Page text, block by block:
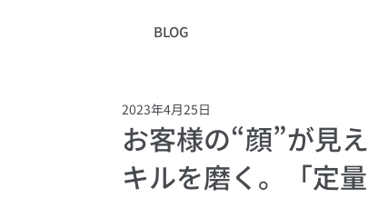
BLOG
お客様の“顔”が見
キルを磨く。「定
2023年4月25日